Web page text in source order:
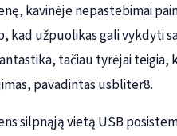
kavinėje nepastebimai
kad užpuolikas gali vykdyti
tačiau tyrėjai
pavadintas usbliter8.
silpnąją vietą USB